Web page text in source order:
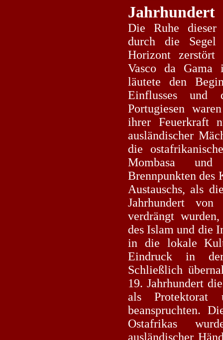
Jahrhundert
Die Ruhe dieser
durch die Segel
Horizont
Vasco da Gama
läutete den
Einflusses und
Portugiesen
ihrer Feuerkraft
ausländischer
die
Mombasa
Brennpunkten des
Austauschs, als
Jahrhundert von
verdrängt
des Islam und die
in die lokale
Eindruck in
Schließlich
19. Jahrhundert
als Protektorat
beanspruchten.
Ostafrikas
ausländischer